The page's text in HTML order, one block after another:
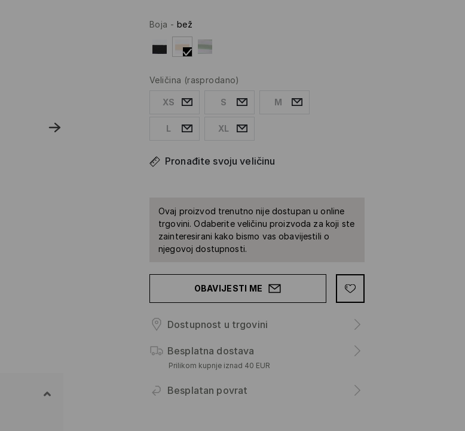
Boja - bež
Veličina (rasprodano)
XS S M
L XL
Pronađite svoju veličinu
Ovaj proizvod trenutno nije dostupan u online
trgovini. Odaberite veličinu proizvoda za koji ste
zainteresirani kako bismo vas obavijestili o
njegovoj dostupnosti.
OBAVIJESTI ME
Dostupnost u trgovini
Besplatna dostava
Prilikom kupnje iznad 40 EUR
Besplatan povrat